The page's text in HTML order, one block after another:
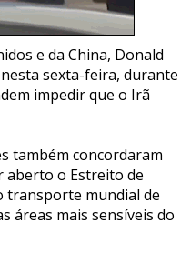
e da China, Donald
sexta-feira, durante
impedir que o Irã
também concordaram
aberto o Estreito de
transporte mundial de
áreas mais sensíveis do